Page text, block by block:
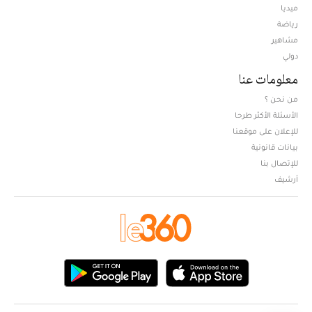
ميديا
رياضة
مشاهير
دولي
معلومات عنا
من نحن ؟
الأسئلة الأكثر طرحا
للإعلان على موقعنا
بيانات قانونية
للإتصال بنا
أرشيف